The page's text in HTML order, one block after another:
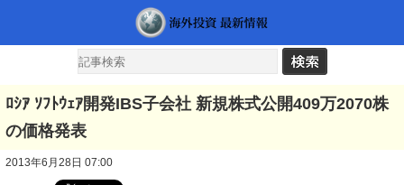
ﾛｼｱ ｿﾌﾄｳｪｱ開発IBS子会社 新規株式公開409万2070株
の価格発表
2013年6月28日 07:00